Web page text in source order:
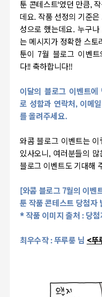
툰 콘테스트'였던 만큼,
데요. 작품 선정의 기준
성으로 했는데요. 누구
는 메시지가 정확한 스토
툰이 7월 블로그 이벤트
다!! 축하합니다!!
이달의 블로그 이벤트에
로 성함과 연락처, 이메
를 올려주세요.
와콤 블로그 이벤트는
있사오니, 여러분들의
블로그 이벤트도 기대해
[와콤 블로그 7월의 이벤
툰 작품 콘테스트 당첨자
* 작품 이미지 출처 : 당
최우수작 : 뚜루룽 님<뚜